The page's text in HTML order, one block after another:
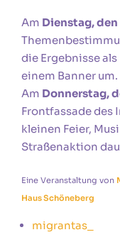
Am Dienstag, den
die Ergebnisse
einem Banner um.
Am Donnerstag,
Frontfassade des
kleinen Feier,
Straßenaktion
Eine Veranstaltung von
HausSchöneberg
migrantas_